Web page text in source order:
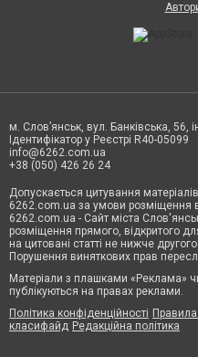
м. Слов’янськ, вул. Банківська, 56,
Ідентифікатор у Реєстрі R40-05099
info@6262.com.ua
+38 (050) 426 26 24
Допускається цитування
6262.com.ua за умови розміщення
6262.com.ua - Сайт міста
розміщення прямого, відкритого
на цитовані статті не нижче
Порушення виняткових прав
Матеріали з плашками «Реклама»
публікуються на правах реклами.
Політика конфіденційності
класифайд Редакційна політика